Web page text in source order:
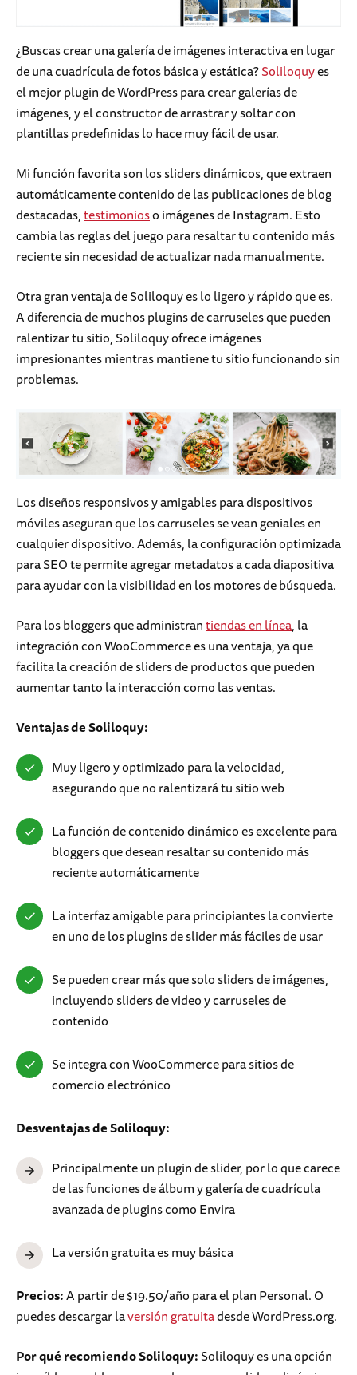
¿Buscas crear una galería de imágenes interactiva en lugar
de una cuadrícula de fotos básica y estática?Soliloquyes
el mejor plugin de WordPress para crear galerías de
imágenes, y el constructor de arrastrar y soltar con
plantillas predefinidas lo hace muy fácil de usar.
Mi función favorita son los sliders dinámicos, que extraen
automáticamente contenido de las publicaciones de blog
destacadas,testimonioso imágenes de Instagram. Esto
cambia las reglas del juego para resaltar tu contenido más
reciente sin necesidad de actualizar nada manualmente.
Otra gran ventaja de Soliloquy es lo ligero y rápido que es.
A diferencia de muchos plugins de carruseles que pueden
ralentizar tu sitio, Soliloquy ofrece imágenes
impresionantes mientras mantiene tu sitio funcionando sin
problemas.
Los diseños responsivos y amigables para dispositivos
móviles aseguran que los carruseles se vean geniales en
cualquier dispositivo. Además, la configuración optimizada
para SEO te permite agregar metadatos a cada diapositiva
para ayudar con la visibilidad en los motores de búsqueda.
Para los bloggers que administrantiendas en línea, la
integración con WooCommerce es una ventaja, ya que
facilita la creación de sliders de productos que pueden
aumentar tanto la interacción como las ventas.
Ventajas de Soliloquy:
Muy ligero y optimizado para la velocidad,
asegurando que no ralentizará tu sitio web
La función de contenido dinámico es excelente para
bloggers que desean resaltar su contenido más
reciente automáticamente
La interfaz amigable para principiantes la convierte
en uno de los plugins de slider más fáciles de usar
Se pueden crear más que solo sliders de imágenes,
incluyendo sliders de video y carruseles de
contenido
Se integra con WooCommerce para sitios de
comercio electrónico
Desventajas de Soliloquy:
Principalmente un plugin de slider, por lo que carece
de las funciones de álbum y galería de cuadrícula
avanzada de plugins como Envira
La versión gratuita es muy básica
Precios:A partir de $19.50/año para el plan Personal. O
puedes descargar laversión gratuitadesde WordPress.org.
Por qué recomiendo Soliloquy:Soliloquy es una opción